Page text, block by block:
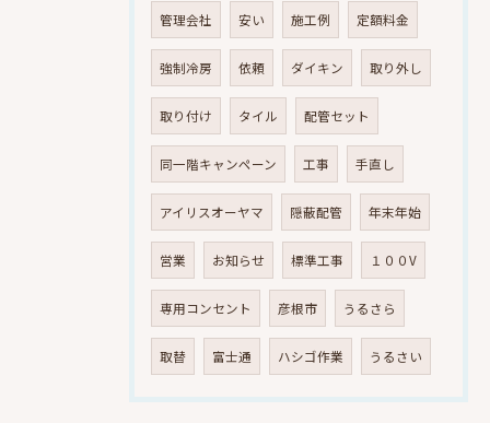
管理会社 安い 施工例 定額料金
強制冷房 依頼 ダイキン 取り外し
取り付け タイル 配管セット
同一階キャンペーン 工事 手直し
アイリスオーヤマ 隠蔽配管 年末年始
営業 お知らせ 標準工事 １００V
専用コンセント 彦根市 うるさら
取替 富士通 ハシゴ作業 うるさい